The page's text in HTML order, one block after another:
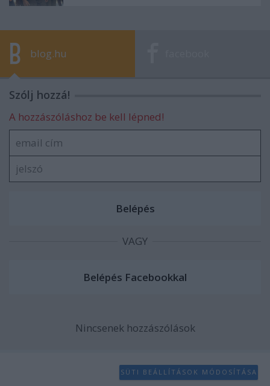
blog.hu
Szólj hozzá!
A hozzászóláshoz be kell lépned!
VAGY
Nincsenek hozzászólások
SÜTI BEÁLLÍTÁSOK MÓDOSÍTÁSA